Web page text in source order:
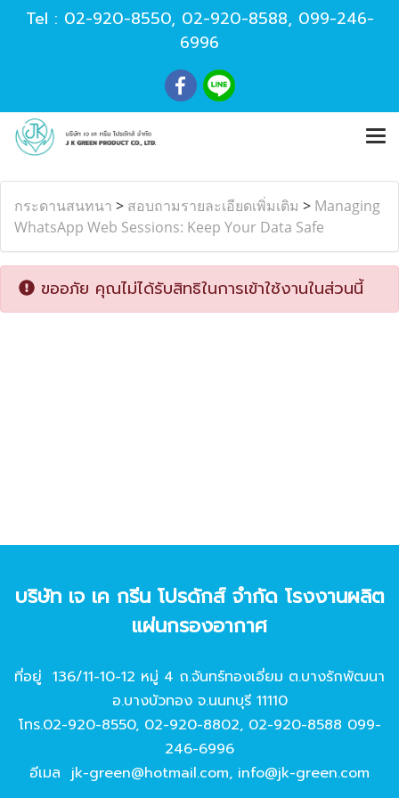
Tel : 02-920-8550, 02-920-8588, 099-246-
6996
กระดานสนทนา > สอบถามรายละเอียดเพิ่มเติม > Managing
WhatsApp Web Sessions: Keep Your Data Safe
ขออภัย คุณไม่ได้รับสิทธิในการเข้าใช้งานในส่วนนี้
บริษัท เจ เค กรีน โปรดักส์ จํากัด โรงงานผลิต
แผ่นกรองอากาศ
ที่อยู่ 136/11-10-12 หมู่ 4 ถ.จันทร์ทองเอี่ยม ต.บางรักพัฒนา
อ.บางบัวทอง จ.นนทบุรี 11110
โทร.02-920-8550, 02-920-8802, 02-920-8588 099-
246-6996
อีเมล jk-green@hotmail.com, info@jk-green.com